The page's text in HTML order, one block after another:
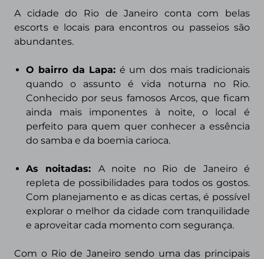
A cidade do Rio de Janeiro conta com belas
escorts e locais para encontros ou passeios são
abundantes.
O bairro da Lapa: é um dos mais tradicionais
quando o assunto é vida noturna no Rio.
Conhecido por seus famosos Arcos, que ficam
ainda mais imponentes à noite, o local é
perfeito para quem quer conhecer a essência
do samba e da boemia carioca.
As noitadas: A noite no Rio de Janeiro é
repleta de possibilidades para todos os gostos.
Com planejamento e as dicas certas, é possível
explorar o melhor da cidade com tranquilidade
e aproveitar cada momento com segurança.
Com o Rio de Janeiro sendo uma das principais